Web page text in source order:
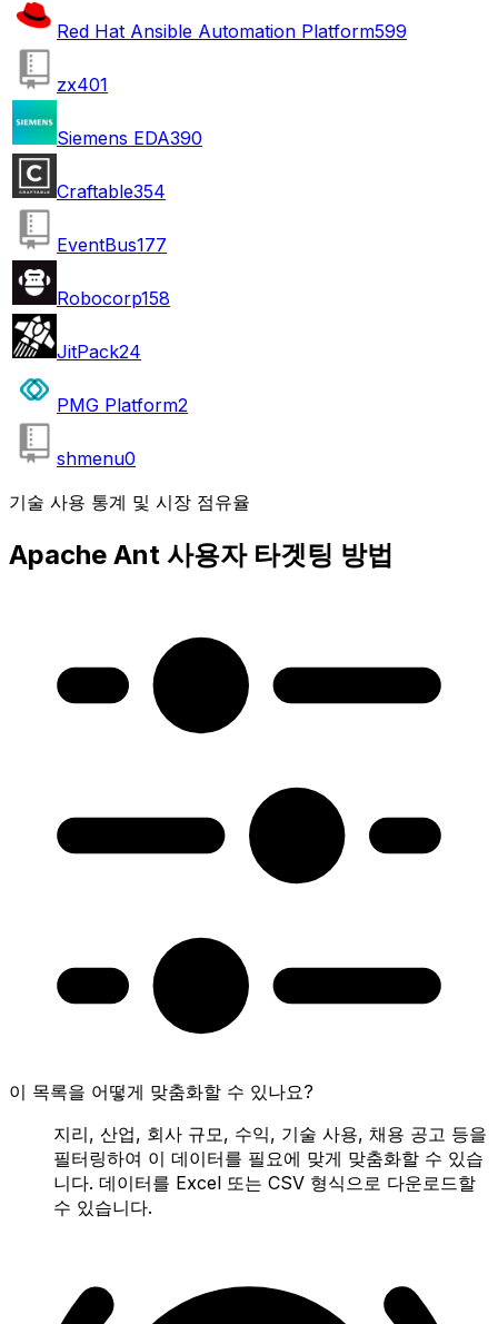
Red Hat Ansible Automation Platform599
zx401
Siemens EDA390
Craftable354
EventBus177
Robocorp158
JitPack24
PMG Platform2
shmenu0
기술 사용 통계 및 시장 점유율
Apache Ant 사용자 타겟팅 방법
이 목록을 어떻게 맞춤화할 수 있나요?
지리, 산업, 회사 규모, 수익, 기술 사용, 채용 공고 등을
필터링하여 이 데이터를 필요에 맞게 맞춤화할 수 있습
니다. 데이터를 Excel 또는 CSV 형식으로 다운로드할
수 있습니다.